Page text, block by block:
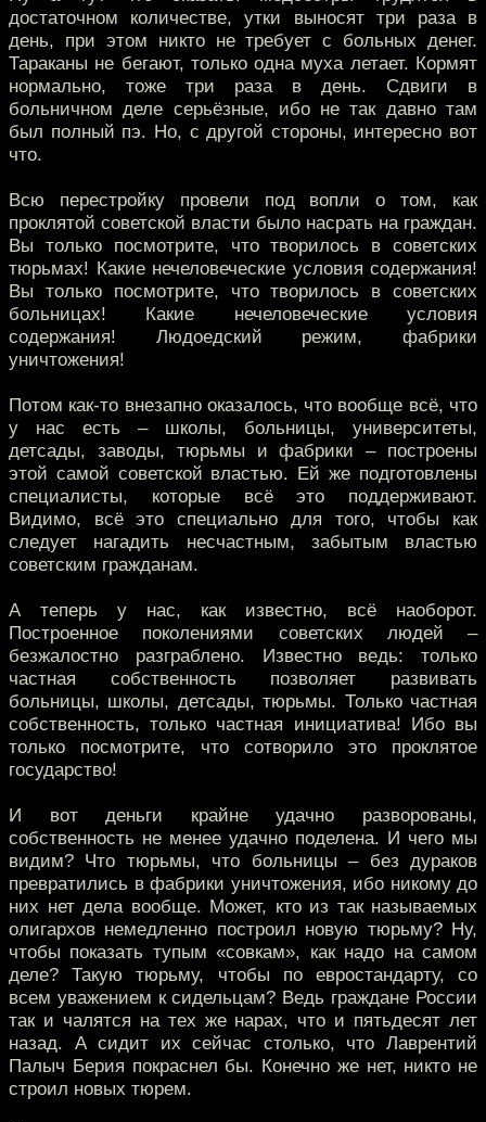
достаточном количестве, утки выносят три раза в
день, при этом никто не требует с больных денег.
Тараканы не бегают, только одна муха летает. Кормят
нормально, тоже три раза в день. Сдвиги в
больничном деле серьёзные, ибо не так давно там
был полный пэ. Но, с другой стороны, интересно вот
что.
Всю перестройку провели под вопли о том, как
проклятой советской власти было насрать на граждан.
Вы только посмотрите, что творилось в советских
тюрьмах! Какие нечеловеческие условия содержания!
Вы только посмотрите, что творилось в советских
больницах! Какие нечеловеческие условия
содержания! Людоедский режим, фабрики
уничтожения!
Потом как-то внезапно оказалось, что вообще всё, что
у нас есть – школы, больницы, университеты,
детсады, заводы, тюрьмы и фабрики – построены
этой самой советской властью. Ей же подготовлены
специалисты, которые всё это поддерживают.
Видимо, всё это специально для того, чтобы как
следует нагадить несчастным, забытым властью
советским гражданам.
А теперь у нас, как известно, всё наоборот.
Построенное поколениями советских людей –
безжалостно разграблено. Известно ведь: только
частная собственность позволяет развивать
больницы, школы, детсады, тюрьмы. Только частная
собственность, только частная инициатива! Ибо вы
только посмотрите, что сотворило это проклятое
государство!
И вот деньги крайне удачно разворованы,
собственность не менее удачно поделена. И чего мы
видим? Что тюрьмы, что больницы – без дураков
превратились в фабрики уничтожения, ибо никому до
них нет дела вообще. Может, кто из так называемых
олигархов немедленно построил новую тюрьму? Ну,
чтобы показать тупым «совкам», как надо на самом
деле? Такую тюрьму, чтобы по евростандарту, со
всем уважением к сидельцам? Ведь граждане России
так и чалятся на тех же нарах, что и пятьдесят лет
назад. А сидит их сейчас столько, что Лаврентий
Палыч Берия покраснел бы. Конечно же нет, никто не
строил новых тюрем.